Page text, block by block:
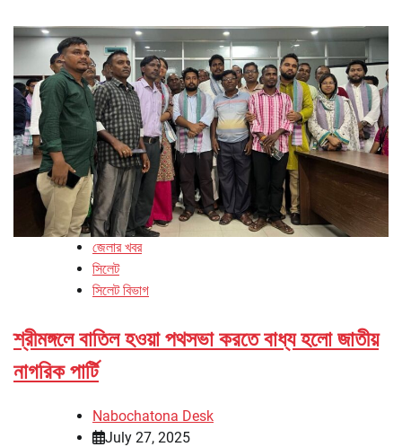
জেলার খবর
সিলেট
সিলেট বিভাগ
শ্রীমঙ্গলে বাতিল হওয়া পথসভা করতে বাধ্য হলো জাতীয়
নাগরিক পার্টি
Nabochatona Desk
July 27, 2025